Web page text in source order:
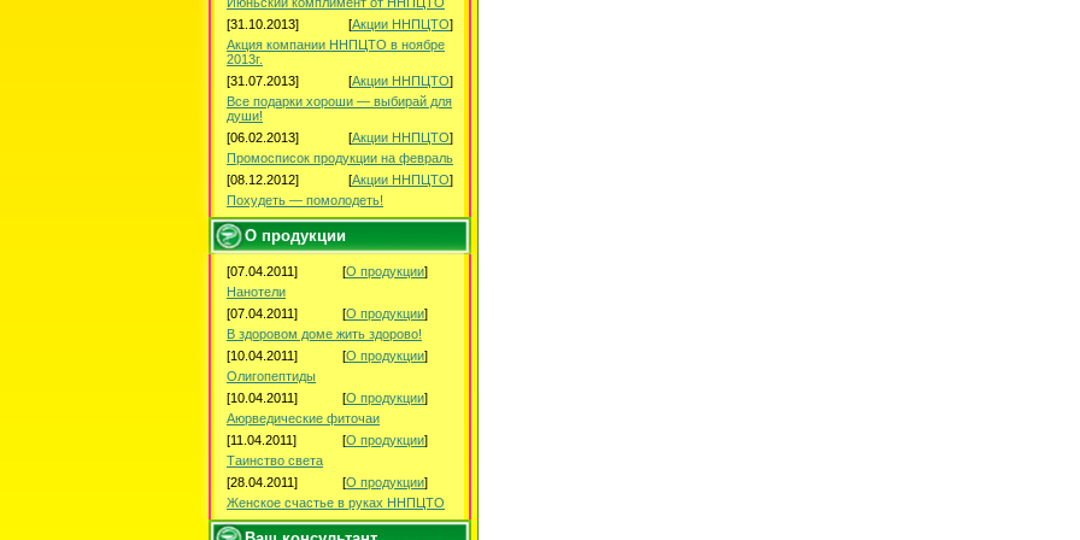
[31.10.2013]
[Акции ННПЦТО]
Акция компании ННПЦТО в ноябре
2013г.
[31.07.2013]
[Акции ННПЦТО]
Все подарки хороши — выбирай для
души!
[06.02.2013]
[Акции ННПЦТО]
Промосписок продукции на февраль
[08.12.2012]
[Акции ННПЦТО]
Похудеть — помолодеть!
О продукции
[07.04.2011] [О продукции]
Нанотели
[07.04.2011]
[О продукции]
В здоровом доме жить здорово!
[10.04.2011]
[О продукции]
Олигопептиды
[10.04.2011]
[О продукции]
Аюрведические фиточаи
[11.04.2011]
[О продукции]
Таинство света
[28.04.2011]
[О продукции]
Женское счастье в руках ННПЦТО